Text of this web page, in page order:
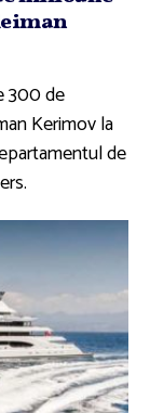
300 de
Kerimov la
de